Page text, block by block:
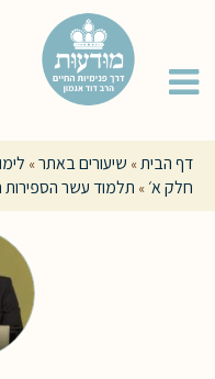
דף הבית» שיעורים באתר»
חלק א׳ » תלמוד עשר הספירות